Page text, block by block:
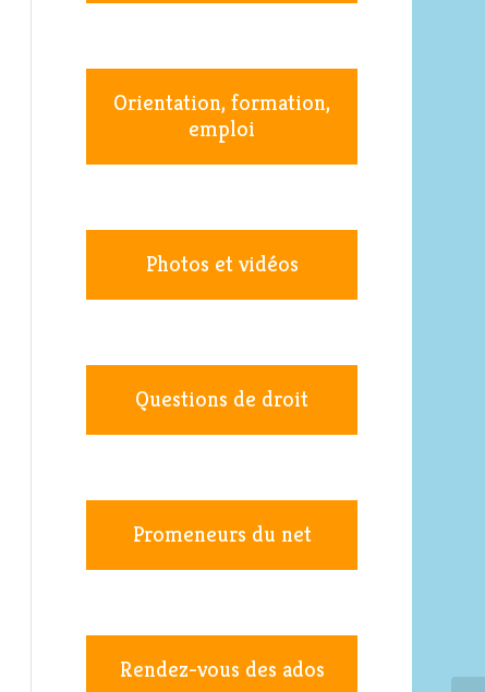
Orientation, formation,
emploi
Photos et vidéos
Questions de droit
Promeneurs du net
Rendez-vous des ados